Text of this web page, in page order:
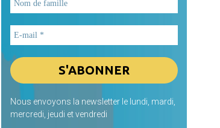
Nous envoyons la newsletter le lundi, mardi,
mercredi, jeudi et vendredi